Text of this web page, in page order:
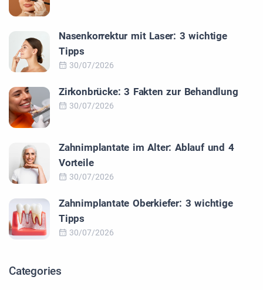
Nasenkorrektur mit Laser: 3 wichtige
Tipps
30/07/2026
Zirkonbrücke: 3 Fakten zur Behandlung
30/07/2026
Zahnimplantate im Alter: Ablauf und 4
Vorteile
30/07/2026
Zahnimplantate Oberkiefer: 3 wichtige
Tipps
30/07/2026
Categories